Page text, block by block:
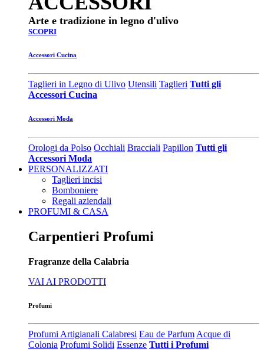
Arte e tradizione in legno d'ulivo
SCOPRI
Accessori Cucina
Taglieri in Legno di Ulivo Utensili Taglieri Tutti gli
Accessori Cucina
Accessori Moda
Orologi da Polso Occhiali Bracciali Papillon Tutti gli
Accessori Moda
PERSONALIZZATI
Taglieri incisi
Bomboniere
Regali aziendali
PROFUMI & CASA
Carpentieri Profumi
Fragranze della Calabria
VAI AI PRODOTTI
Profumi
Profumi Artigianali Calabresi Eau de ParfumAcque di
Colonia Profumi Solidi Essenze Tutti i Profumi